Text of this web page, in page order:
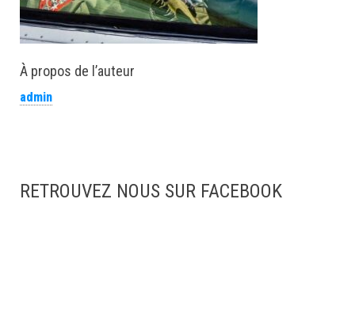
À propos de l’auteur
admin
RETROUVEZ NOUS SUR FACEBOOK